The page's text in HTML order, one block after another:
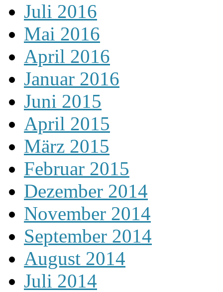
Juli 2016
Mai 2016
April 2016
Januar 2016
Juni 2015
April 2015
März 2015
Februar 2015
Dezember 2014
November 2014
September 2014
August 2014
Juli 2014